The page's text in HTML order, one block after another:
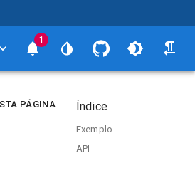
1
PÁGINA Índice
Exemplo
API